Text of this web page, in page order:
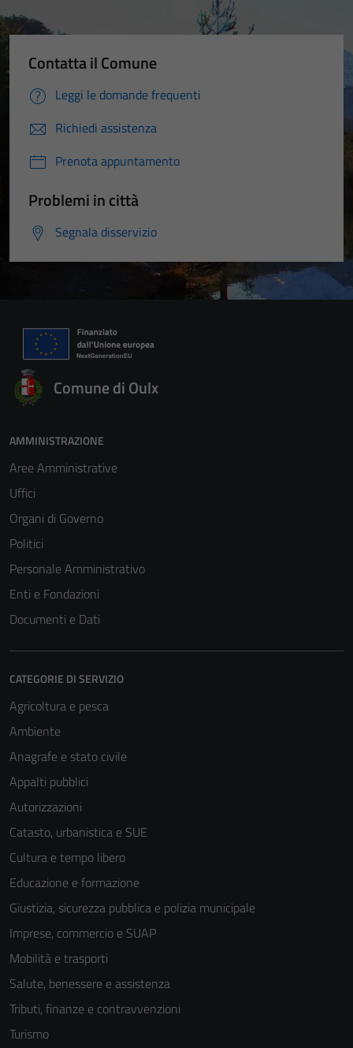
Contatta il Comune
Leggi le domande frequenti
Richiedi assistenza
Prenota appuntamento
Problemi in città
Segnala disservizio
Comune di Oulx
AMMINISTRAZIONE
Aree Amministrative
Uffici
Organi di Governo
Politici
Personale Amministrativo
Enti e Fondazioni
Documenti e Dati
CATEGORIE DI SERVIZIO
Agricoltura e pesca
Ambiente
Anagrafe e stato civile
Appalti pubblici
Autorizzazioni
Catasto, urbanistica e SUE
Cultura e tempo libero
Educazione e formazione
Giustizia, sicurezza pubblica e polizia municipale
Imprese, commercio e SUAP
Mobilità e trasporti
Salute, benessere e assistenza
Tributi, finanze e contravvenzioni
Turismo